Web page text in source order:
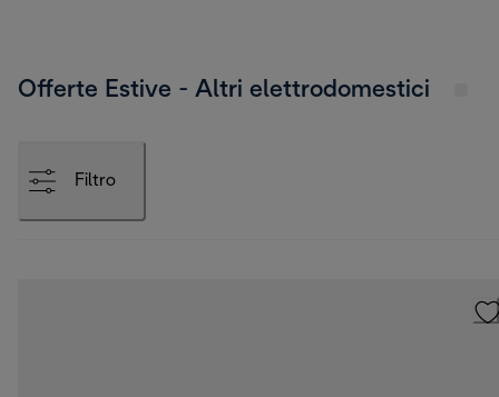
Offerte Estive - Altri elettrodomestici
Filtro